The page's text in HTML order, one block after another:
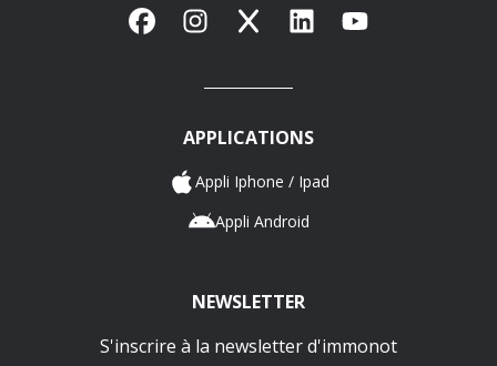
FacebookInstagram
X LinkedInYouTube
APPLICATIONS
Appli Iphone / Ipad
Appli Android
NEWSLETTER
S'inscrire à la newsletter d'immonot